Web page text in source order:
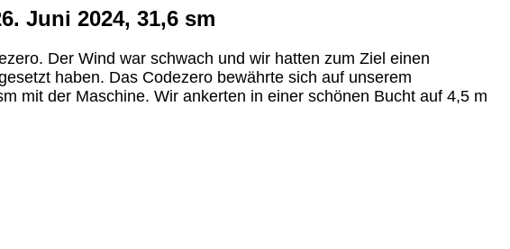
Juni 2024, 31,6 sm
Der Wind war schwach und wir hatten zum Ziel einen
haben. Das Codezero bewährte sich auf unserem
mit der Maschine. Wir ankerten in einer schönen Bucht auf 4,5 m